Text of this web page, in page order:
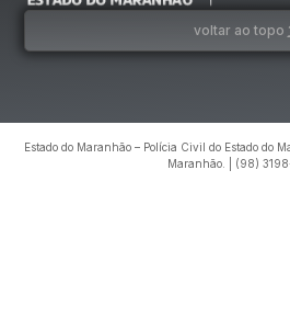
voltar ao topo
Estado do Maranhão – Polícia Civil do Estado do
Maranhão. | (98)